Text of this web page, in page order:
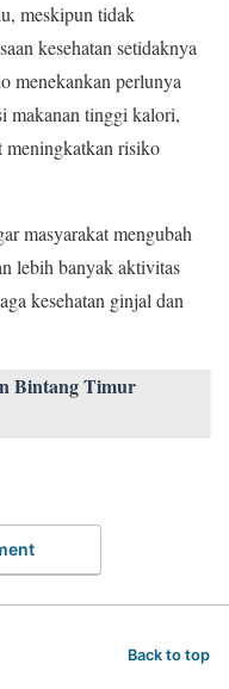
meskipun tidak
kesehatan setidaknya
menekankan perlunya
makanan tinggi kalori,
meningkatkan risiko
masyarakat mengubah
lebih banyak aktivitas
kesehatan ginjal dan
Bintang Timur
Back to top